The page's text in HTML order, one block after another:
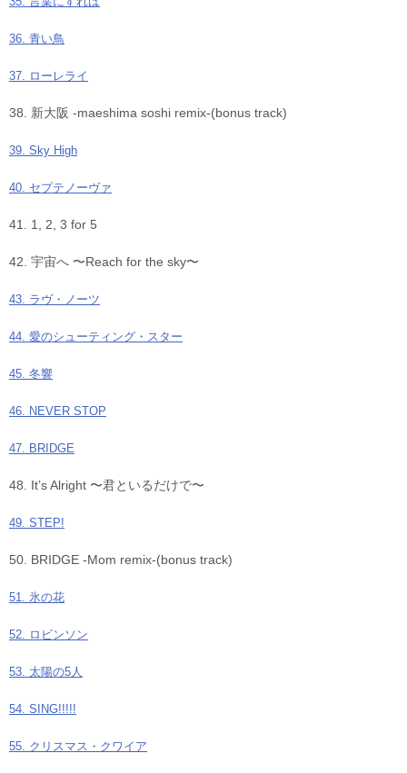
36. 青い鳥
37. ローレライ
38. 新大阪 -maeshima soshi remix-(bonus track)
39. Sky High
40. セプテノーヴァ
41. 1, 2, 3 for 5
42. 宇宙へ 〜Reach for the sky〜
43. ラヴ・ノーツ
44. 愛のシューティング・スター
45. 冬響
46. NEVER STOP
47. BRIDGE
48. It’s Alright 〜君といるだけで〜
49. STEP!
50. BRIDGE -Mom remix-(bonus track)
51. 氷の花
52. ロビンソン
53. 太陽の5人
54. SING!!!!!
55. クリスマス・クワイア